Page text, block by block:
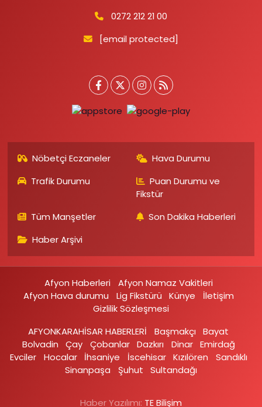
0272 212 21 00
[email protected]
Nöbetçi Eczaneler
Hava Durumu
Trafik Durumu
Puan Durumu ve
Fikstür
Tüm Manşetler
Son Dakika Haberleri
Haber Arşivi
Afyon Haberleri
Afyon Namaz Vakitleri
Afyon Hava durumu
Lig Fikstürü Künye
İletişim
Gizlilik Sözleşmesi
AFYONKARAHİSAR HABERLERİ
Başmakçı
Bayat
Bolvadin
Çay Çobanlar Dazkırı Dinar Emirdağ‎
Evciler‎
Hocalar İhsaniye‎ İscehisar Kızılören‎
Sandıklı‎
Sinanpaşa
Şuhut Sultandağı
Haber Yazılımı: TE Bilişim